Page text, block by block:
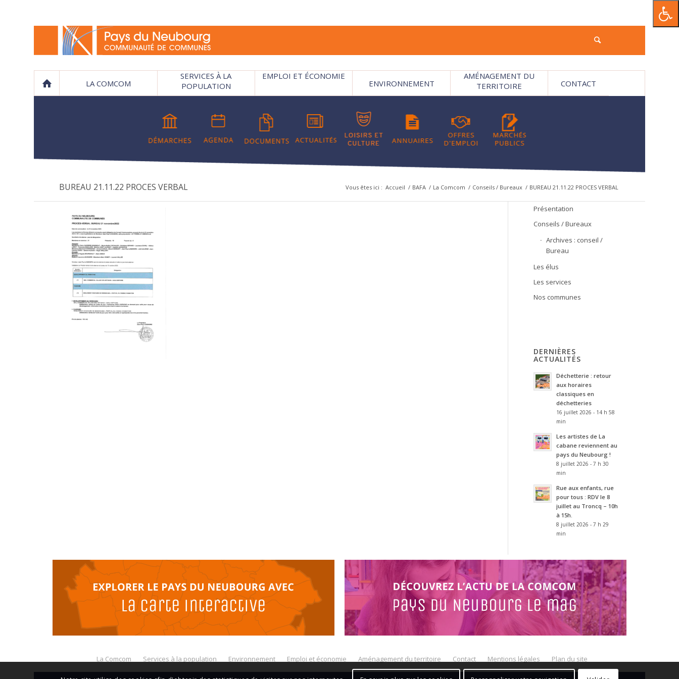
LA COMCOM
SERVICES À LA
POPULATION
EMPLOI ET ÉCONOMIE
ENVIRONNEMENT
AMÉNAGEMENT DU
TERRITOIRE
CONTACT
BUREAU 21.11.22 PROCES VERBAL Vous êtes ici : Accueil / BAFA / La Comcom / Conseils / Bureaux / BUREAU 21.11.22 PROCES VERBAL
Présentation
Conseils / Bureaux
Archives : conseil /
Bureau
Les élus
Les services
Nos communes
DERNIÈRES
ACTUALITÉS
Déchetterie : retour
aux horaires
classiques en
déchetteries
16 juillet 2026 - 14 h 58
min
Les artistes de La
cabane reviennent au
pays du Neubourg !
8 juillet 2026 - 7 h 30
min
Rue aux enfants, rue
pour tous : RDV le 8
juillet au Troncq – 10h
à 15h.
8 juillet 2026 - 7 h 29
min
La Comcom Services à la population Environnement Emploi et économie Aménagement du territoire Contact Mentions légales Plan du site